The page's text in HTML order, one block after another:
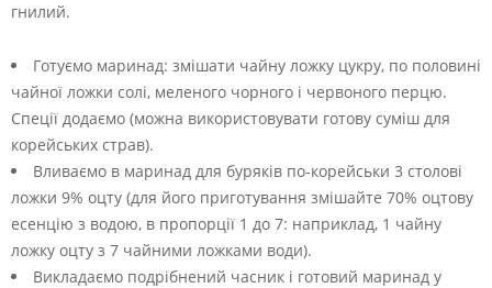
гнилий.
Готуємо маринад: змішати чайну ложку цукру, по половині
чайної ложки солі, меленого чорного і червоного перцю.
Спеції додаємо (можна використовувати готову суміш для
корейських страв).
Вливаємо в маринад для буряків по-корейськи 3 столові
ложки 9% оцту (для його приготування змішайте 70% оцтову
есенцію з водою, в пропорції 1 до 7: наприклад, 1 чайну
ложку оцту з 7 чайними ложками води).
Викладаємо подрібнений часник і готовий маринад у